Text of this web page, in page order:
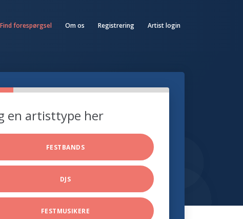
Find forespørgsel Om os Registrering Artist login
en artisttype her
FESTBANDS
DJS
FESTMUSIKERE